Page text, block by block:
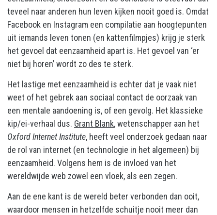
teveel naar anderen hun leven kijken nooit goed is. Omdat
Facebook en Instagram een compilatie aan hoogtepunten
uit iemands leven tonen (en kattenfilmpjes) krijg je sterk
het gevoel dat eenzaamheid apart is. Het gevoel van ‘er
niet bij horen’ wordt zo des te sterk.
Het lastige met eenzaamheid is echter dat je vaak niet
weet of het gebrek aan sociaal contact de oorzaak van
een mentale aandoening is, of een gevolg. Het klassieke
kip/ei-verhaal dus. Grant Blank, wetenschapper aan het
Oxford Internet Institute, heeft veel onderzoek gedaan naar
de rol van internet (en technologie in het algemeen) bij
eenzaamheid. Volgens hem is de invloed van het
wereldwijde web zowel een vloek, als een zegen.
Aan de ene kant is de wereld beter verbonden dan ooit,
waardoor mensen in hetzelfde schuitje nooit meer dan